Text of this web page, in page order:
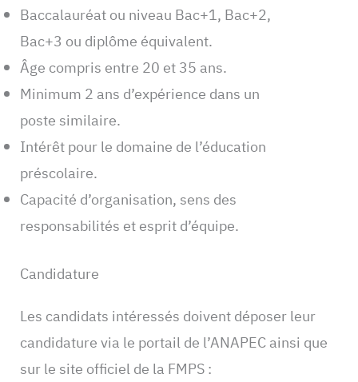
Baccalauréat ou niveau Bac+1, Bac+2,
Bac+3 ou diplôme équivalent.
Âge compris entre 20 et 35 ans.
Minimum 2 ans d’expérience dans un
poste similaire.
Intérêt pour le domaine de l’éducation
préscolaire.
Capacité d’organisation, sens des
responsabilités et esprit d’équipe.
Candidature
Les candidats intéressés doivent déposer leur
candidature via le portail de l’ANAPEC ainsi que
sur le site officiel de la FMPS :